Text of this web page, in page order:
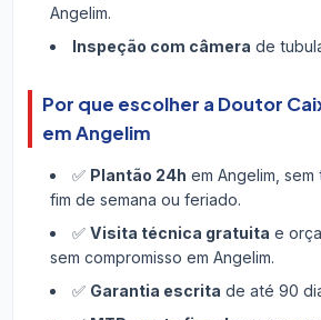
Angelim.
Inspeção com câmera de
Por que escolher a Doutor
em Angelim
✅ Plantão 24h em Angelim,
fim de semana ou feriado.
✅ Visita técnica gratuita e
sem compromisso em Angelim.
✅ Garantia escrita de até 90